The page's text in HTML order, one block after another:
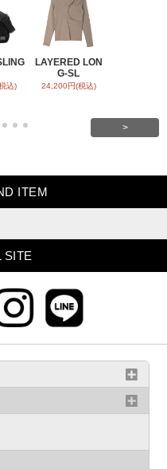
込)
LAYERED LON
G-SL
24,200円(税込)
>
ITEM
SITE